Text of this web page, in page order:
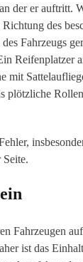
der er auftritt.
des
Fahrzeugs
Reifenplatzer
mit
plötzliche
Seite.
Fahrzeugen
ist das